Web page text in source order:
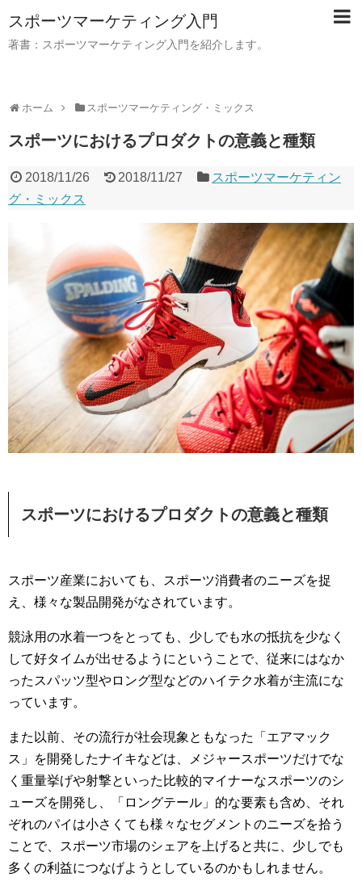
スポーツマーケティング入門
著書：スポーツマーケティング入門を紹介します。
ホーム スポーツマーケティング・ミックス
スポーツにおけるプロダクトの意義と種類
2018/11/26 2018/11/27
スポーツマーケティン
グ・ミックス
スポーツにおけるプロダクトの意義と種類
スポーツ産業においても、スポーツ消費者のニーズを捉
え、様々な製品開発がなされています。
競泳用の水着一つをとっても、少しでも水の抵抗を少なく
して好タイムが出せるようにということで、従来にはなか
ったスパッツ型やロング型などのハイテク水着が主流にな
っています。
また以前、その流行が社会現象ともなった「エアマック
ス」を開発したナイキなどは、メジャースポーツだけでな
く重量挙げや射撃といった比較的マイナーなスポーツのシ
ューズを開発し、「ロングテール」的な要素も含め、それ
ぞれのパイは小さくても様々なセグメントのニーズを拾う
ことで、スポーツ市場のシェアを上げると共に、少しでも
多くの利益につなげようとしているのかもしれません。